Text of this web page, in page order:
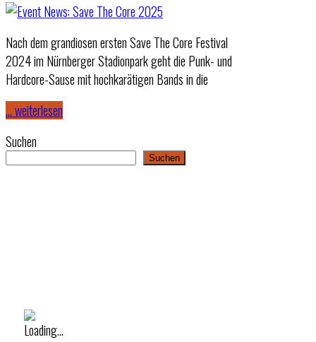
Nach dem grandiosen ersten Save The Core Festival
2024 im Nürnberger Stadionpark geht die Punk- und
Hardcore-Sause mit hochkarätigen Bands in die
… weiterlesen
Suchen
Suchen